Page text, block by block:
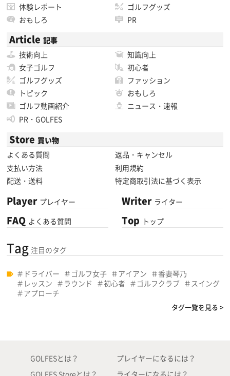
体験レポート
ゴルフグッズ
おもしろ
PR
Article 記事
技術向上
知識向上
女子ゴルフ
初心者
ゴルフグッズ
ファッション
トピック
おもしろ
ゴルフ動画紹介
ニュース・速報
PR・GOLFES
Store 買い物
よくある質問
返品・キャンセル
支払い方法
利用規約
配送・送料
特定商取引法に基づく表示
Player プレイヤー
FAQ よくある質問
Writer ライター
Top トップ
Tag 注目のタグ
ドライバー ゴルフ女子 アイアン
香妻琴乃
レッスン
ラウンド 初心者 ゴルフクラブ
スイング
アプローチ
タグ一覧を見る >
GOLFESとは？
プレイヤーになるには？